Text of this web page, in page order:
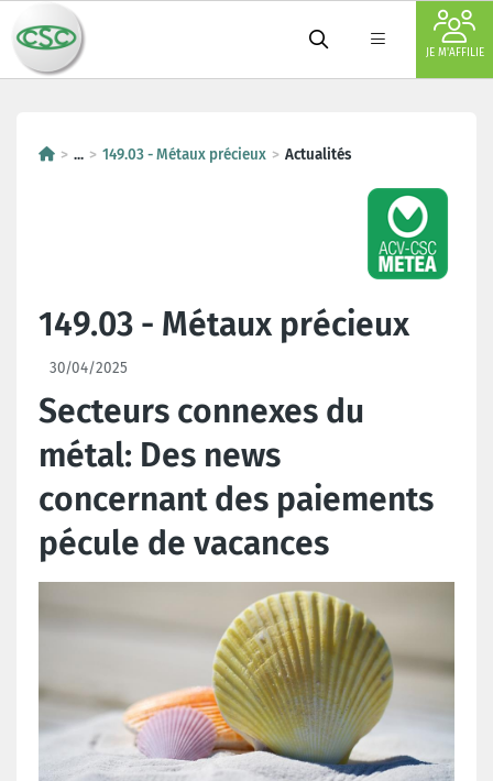
JE M'AFFILIE
... 149.03 - Métaux précieux Actualités
149.03 - Métaux précieux
30/04/2025
Secteurs connexes du
métal: Des news
concernant des paiements
pécule de vacances